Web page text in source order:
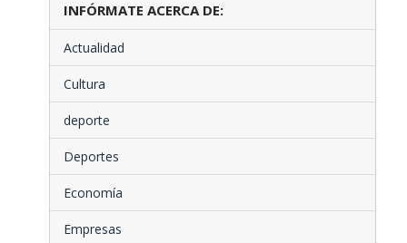
INFÓRMATE ACERCA DE:
Actualidad
Cultura
deporte
Deportes
Economía
Empresas